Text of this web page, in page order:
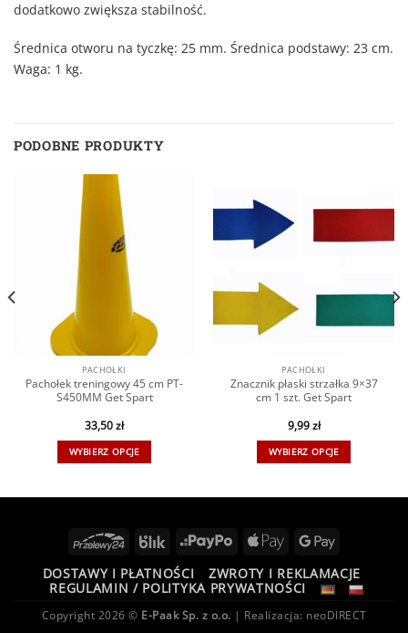
dodatkowo zwiększa stabilność.
Średnica otworu na tyczkę: 25 mm. Średnica podstawy: 23 cm.
Waga: 1 kg.
PODOBNE PRODUKTY
PACHOŁKI
Pachołek treningowy 45 cm PT-
S450MM Get Spart
33,50zł
WYBIERZ OPCJE
PACHOŁKI
Znacznik płaski strzałka 9×37
cm 1 szt. Get Spart
9,99zł
WYBIERZ OPCJE
DOSTAWY I PŁATNOŚCI
ZWROTY I REKLAMACJE
REGULAMIN / POLITYKA PRYWATNOŚCI
Copyright 2026 © E-Paak Sp. z o.o. | Realizacja: neoDIRECT